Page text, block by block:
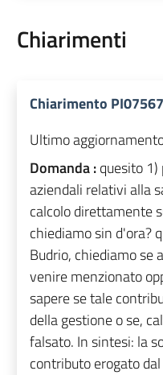
Chiarimenti
Chiarimento
Ultimo
Domanda :quesito
aziendali relativi alla
calcolo direttamente
chiediamo sin d'ora?
Budrio, chiediamo se
venire menzionato
sapere se tale
della gestione o se,
falsato. In sintesi: la
contributo erogato